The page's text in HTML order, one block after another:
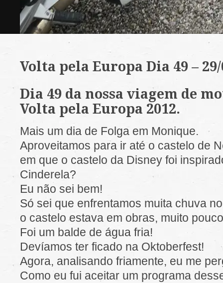
Volta pela Europa Dia 49 – 29/
Dia 49 da nossa viagem de
Volta pela Europa 2012.
Mais um dia de Folga em Monique.
Aproveitamos para ir até o castelo de
em que o castelo da Disney foi
Cinderela?
Eu não sei bem!
Só sei que enfrentamos muita chuva
o castelo estava em obras, muito
Foi um balde de água fria!
Devíamos ter ficado na Oktoberfest!
Agora, analisando friamente, eu me
Como eu fui aceitar um programa